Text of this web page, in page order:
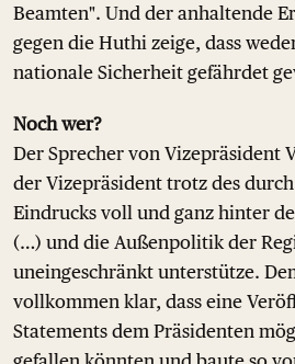
Beamten". Und der anhaltende
gegen die Huthi zeige, dass
nationale Sicherheit gefährdet
Noch wer?
Der Sprecher von Vizepräsident
der Vizepräsident trotz des
Eindrucks voll und ganz hinter
(…) und die Außenpolitik der
uneingeschränkt unterstütze.
vollkommen klar, dass eine
Statements dem Präsidenten